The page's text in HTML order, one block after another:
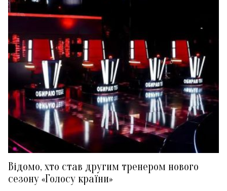
Відомо, хто став другим тренером нового
сезону «Голосу країни»